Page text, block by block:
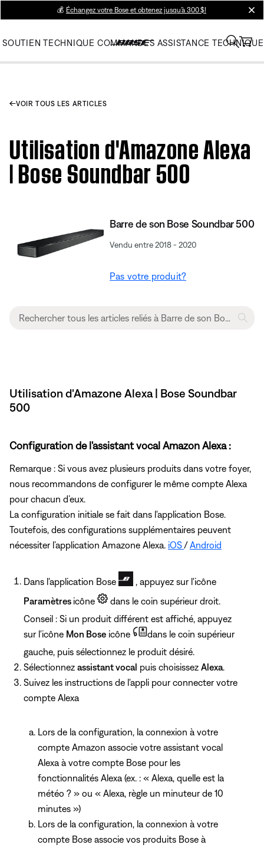
💰 Échangez votre Bose et obtenez jusqu’à 300 $!
SOUTIEN TECHNIQUE COMMANDES ASSISTANCE TECHNIQUE
VOIR TOUS LES ARTICLES
Utilisation d'Amazone Alexa
| Bose Soundbar 500
Barre de son Bose Soundbar 500
Vendu entre 2018 - 2020
Pas votre produit?
Utilisation d'Amazone Alexa | Bose Soundbar
500
Configuration de l'assistant vocal Amazon Alexa :
Remarque : Si vous avez plusieurs produits dans votre foyer,
nous recommandons de configurer le même compte Alexa
pour chacun d’eux.
La configuration initiale se fait dans l'application Bose.
Toutefois, des configurations supplémentaires peuvent
nécessiter l’application Amazone Alexa. iOS / Android
Dans l'application Bose
, appuyez sur l'icône
Paramètres icône
dans le coin supérieur droit.
Conseil : Si un produit différent est affiché, appuyez
sur l'icône Mon Bose icône
dans le coin supérieur
gauche, puis sélectionnez le produit désiré.
Sélectionnez assistant vocal puis choisissez Alexa
Suivez les instructions de l'appli pour connecter votre
compte Alexa
Lors de la configuration, la connexion à votre
compte Amazon associe votre assistant vocal
Alexa à votre compte Bose pour les
fonctionnalités Alexa (ex. : « Alexa, quelle est la
météo ? » ou « Alexa, règle un minuteur de 10
minutes »)
Lors de la configuration, la connexion à votre
compte Bose associe vos produits Bose à